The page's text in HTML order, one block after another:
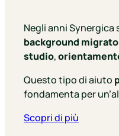
Negli anni Synergica
background
studio,
Questo tipo di aiuto
fondamenta per
Scopri di più